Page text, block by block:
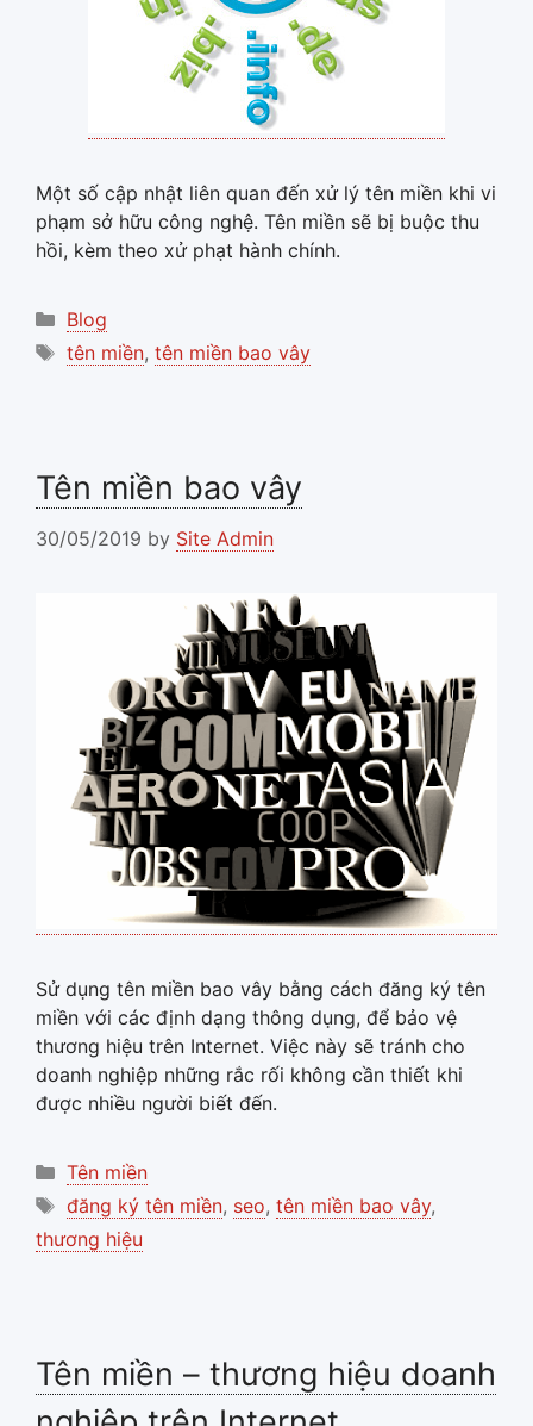
Một số cập nhật liên quan đến xử lý tên miền khi vi
phạm sở hữu công nghệ. Tên miền sẽ bị buộc thu
hồi, kèm theo xử phạt hành chính.
Categories
Blog
Tags
tên miền, tên miền bao vây
Tên miền bao vây
30/05/2019 by Site Admin
Sử dụng tên miền bao vây bằng cách đăng ký tên
miền với các định dạng thông dụng, để bảo vệ
thương hiệu trên Internet. Việc này sẽ tránh cho
doanh nghiệp những rắc rối không cần thiết khi
được nhiều người biết đến.
Categories
Tên miền
Tags
đăng ký tên miền, seo, tên miền bao vây,
thương hiệu
Tên miền – thương hiệu doanh